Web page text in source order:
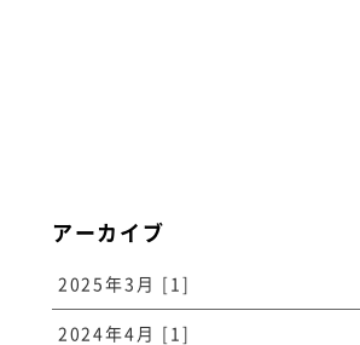
アーカイブ
2025年3月 [1]
2024年4月 [1]